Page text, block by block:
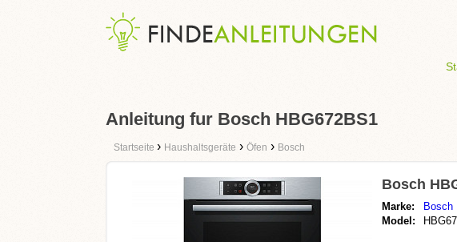
Anleitung fur Bosch HBG672BS1
Startseite › Haushaltsgeräte › Öfen › Bosch
Bosch
Marke:
Bosch
Model: